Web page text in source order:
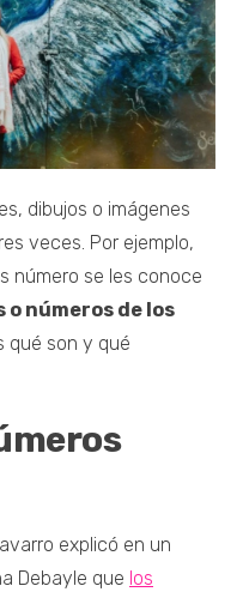
dibujos o imágenes
veces. Por ejemplo,
número se les conoce
números de los
qué son y qué
explicó en un
Debayle que los